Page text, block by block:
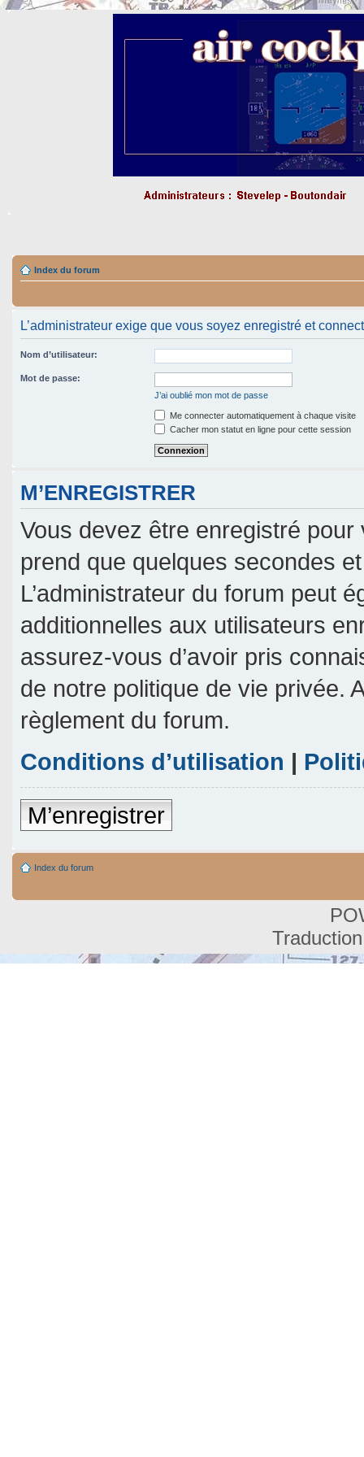
Index du forum
L’administrateur exige que vous soyez enregistré et
Nom d’utilisateur:
Mot de passe:
J’ai oublié mon mot de passe
Me connecter automatiquement à chaque visite
Cacher mon statut en ligne pour cette session
M’ENREGISTRER
Vous devez être enregistré pour
prend que quelques secondes
L’administrateur du forum peut
additionnelles aux utilisateurs
assurez-vous d’avoir pris
de notre politique de vie privée.
règlement du forum.
Conditions d’utilisation |
M’enregistrer
Index du forum